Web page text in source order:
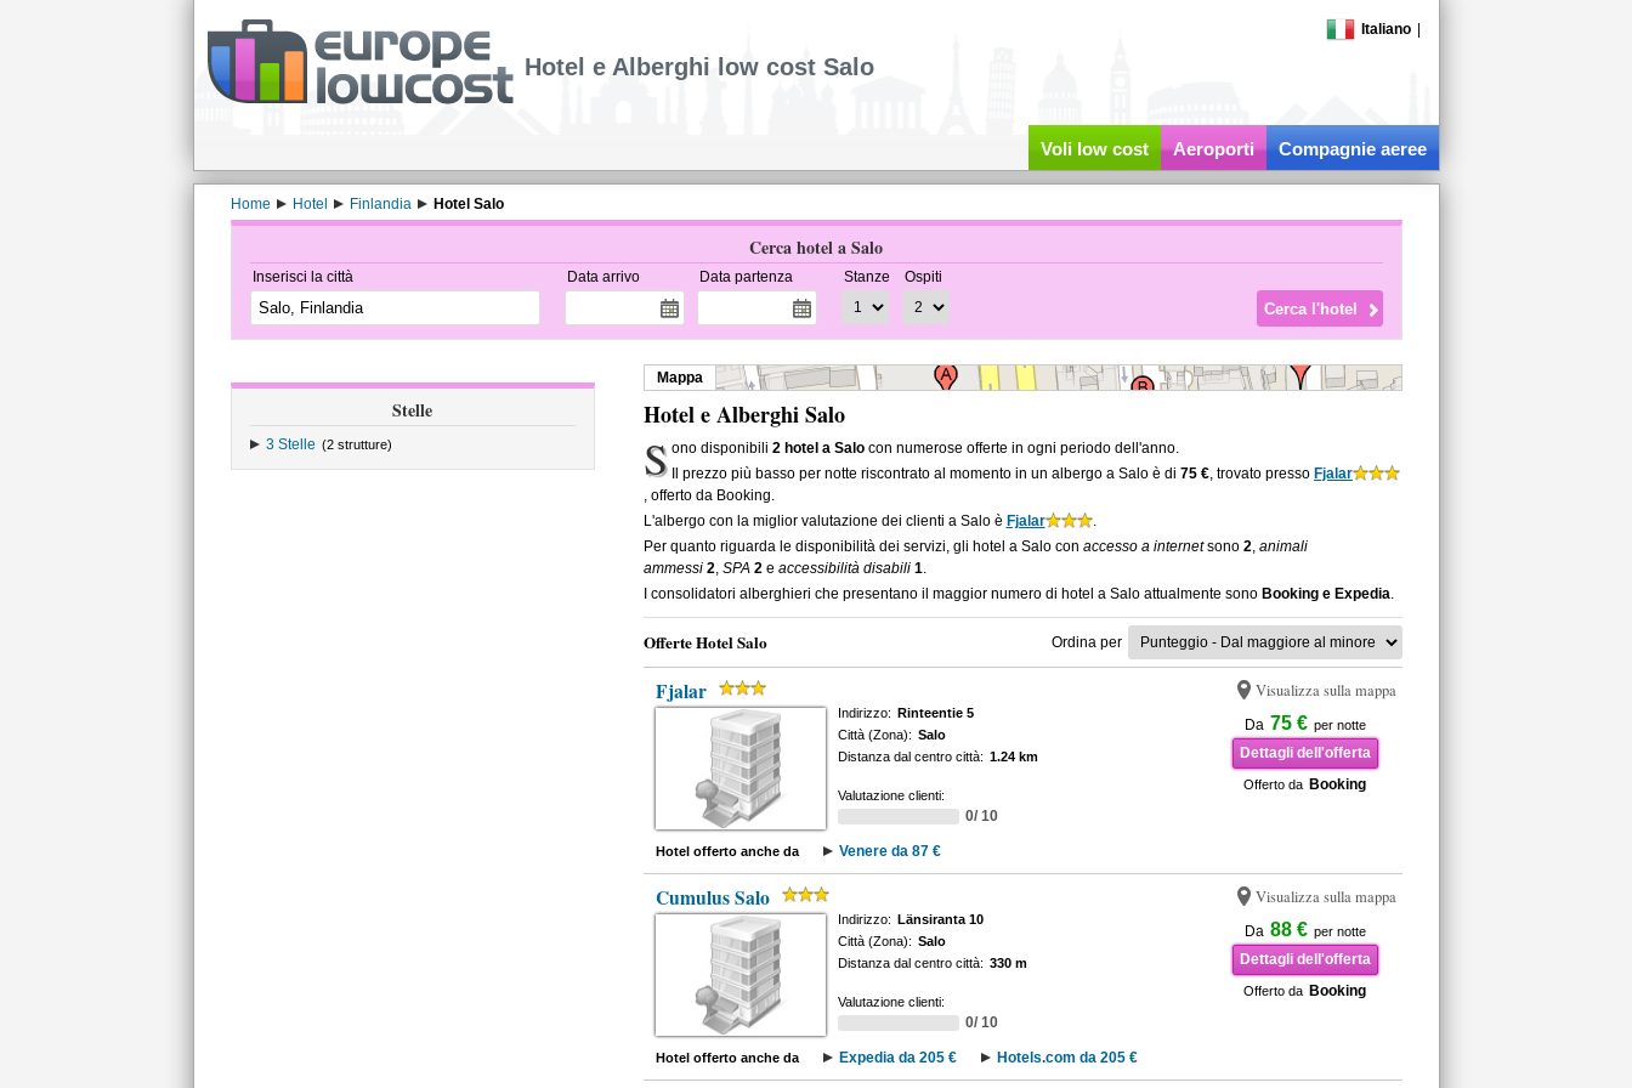
Italiano
Hotel e Alberghi low cost Salo
Voli low cost Aeroporti Compagnie aeree
Home Hotel Finlandia Hotel Salo
Cerca hotel a Salo
Inserisci la città Data arrivo Data partenza Stanze Ospiti
Stelle
3 Stelle (2 strutture)
Mappa
Hotel e Alberghi Salo
S ono disponibili2 hotel a Salo con numerose offerte in ogni periodo dell'anno.
Il prezzo più basso per notte riscontrato al momento in un albergo a Salo è di75 €, trovato presso Fjalar
, offerto da Booking.
L'albergo con la miglior valutazione dei clienti a Salo è Fjalar
.
Per quanto riguarda le disponibilità dei servizi, gli hotel a Salo con accesso a internetsono 2, animali
ammessi 2, SPA 2e accessibilità disabili 1.
I consolidatori alberghieri che presentano il maggior numero di hotel a Salo attualmente sono Booking e Expedia.
Offerte Hotel Salo Ordina per
Fjalar Visualizza sulla mappa
Da 75 € per notte
Dettagli dell'offerta
Offerto da Booking
Indirizzo: Rinteentie 5
Città (Zona): Salo
Distanza dal centro città: 1.24 km
Valutazione clienti:
0/ 10
Hotel offerto anche da Venere da 87 €
Cumulus Salo Visualizza sulla mappa
Da 88 € per notte
Dettagli dell'offerta
Offerto da Booking
Indirizzo: Länsiranta 10
Città (Zona): Salo
Distanza dal centro città: 330 m
Valutazione clienti:
0/ 10
Hotel offerto anche da Expedia da 205 € Hotels.com da 205 €